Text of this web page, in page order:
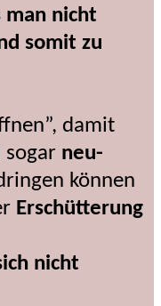
man nicht
somit zu
damit
neu-
können
Erschütterung
nicht